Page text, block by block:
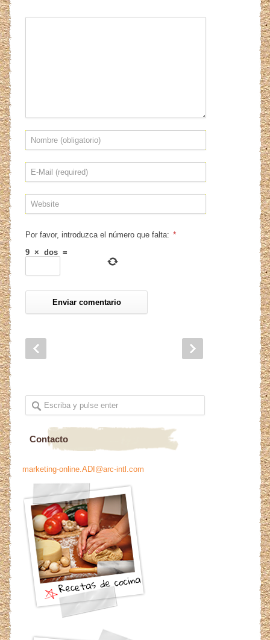
Por favor, introduzca el número que falta: *
9 × dos =
Contacto
marketing-online.ADI@arc-intl.com